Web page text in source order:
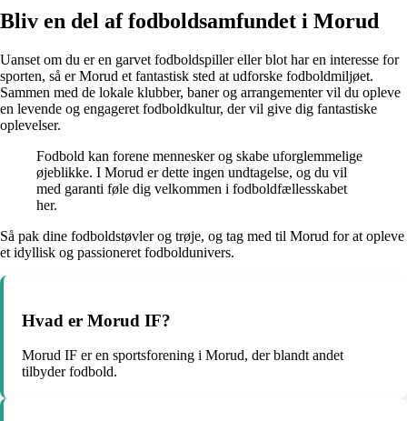
Bliv en del af fodboldsamfundet i Morud
Uanset om du er en garvet fodboldspiller eller blot har en interesse for
sporten, så er Morud et fantastisk sted at udforske fodboldmiljøet.
Sammen med de lokale klubber, baner og arrangementer vil du opleve
en levende og engageret fodboldkultur, der vil give dig fantastiske
oplevelser.
Fodbold kan forene mennesker og skabe uforglemmelige
øjeblikke. I Morud er dette ingen undtagelse, og du vil
med garanti føle dig velkommen i fodboldfællesskabet
her.
Så pak dine fodboldstøvler og trøje, og tag med til Morud for at opleve
et idyllisk og passioneret fodboldunivers.
Hvad er Morud IF?
Morud IF er en sportsforening i Morud, der blandt andet
tilbyder fodbold.